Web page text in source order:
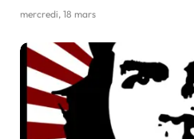
mercredi, 18 mars